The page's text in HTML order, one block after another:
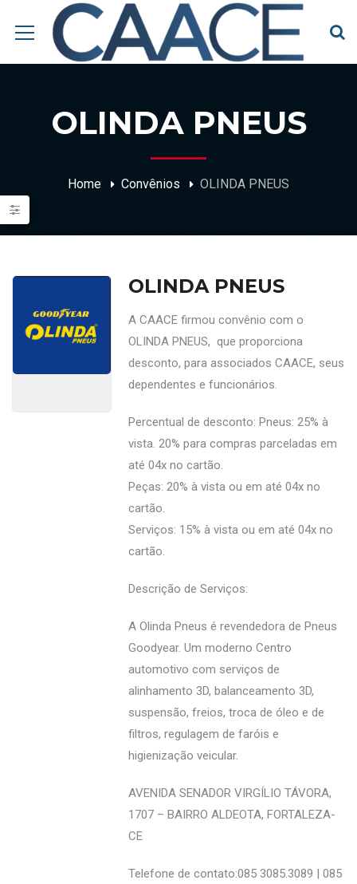
OLINDA PNEUS
Home Convênios OLINDA PNEUS
OLINDA PNEUS
A CAACE firmou convênio com o
OLINDA PNEUS, que proporciona
desconto, para associados CAACE, seus
dependentes e funcionários.
Percentual de desconto: Pneus: 25% à
vista. 20% para compras parceladas em
até 04x no cartão.
Peças: 20% à vista ou em até 04x no
cartão.
Serviços: 15% à vista ou em até 04x no
cartão.
Descrição de Serviços:
A Olinda Pneus é revendedora de Pneus
Goodyear. Um moderno Centro
automotivo com serviços de
alinhamento 3D, balanceamento 3D,
suspensão, freios, troca de óleo e de
filtros, regulagem de faróis e
higienização veicular.
AVENIDA SENADOR VIRGÍLIO TÁVORA,
1707 – BAIRRO ALDEOTA, FORTALEZA-
CE
Telefone de contato:085 3085.3089 | 085